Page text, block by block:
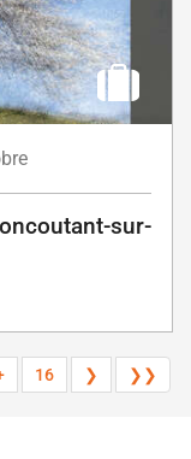
sur-
16 ❯ ❯❯